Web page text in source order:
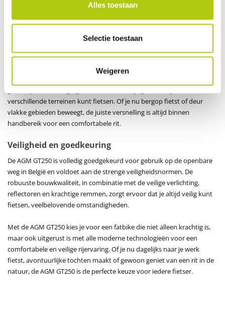
Alles toestaan
Selectie toestaan
Weigeren
De feitelijke USB-lader maakt het mogelijk om je telefoon of andere
elektronische apparaten op te laden terwijl je rijdt. Dit is perfect voor
verschillende terreinen kunt fietsen. Of je nu bergop fietst of deur
vlakke gebieden beweegt, de juiste versnelling is altijd binnen
handbereik voor een comfortabele rit.
Veiligheid en goedkeuring
De AGM GT250 is volledig goedgekeurd voor gebruik op de openbare
weg in België en voldoet aan de strenge veiligheidsnormen. De
robuuste bouwkwaliteit, in combinatie met de veilige verlichting,
reflectoren en krachtige remmen, zorgt ervoor dat je altijd veilig kunt
fietsen, veelbelovende omstandigheden.
Met de AGM GT250 kies je voor een fatbike die niet alleen krachtig is,
maar ook uitgerust is met alle moderne technologieën voor een
comfortabele en veilige rijervaring. Of je nu dagelijks naar je werk
fietst, avontuurlijke tochten maakt of gewoon geniet van een rit in de
natuur, de AGM GT250 is de perfecte keuze voor iedere fietser.